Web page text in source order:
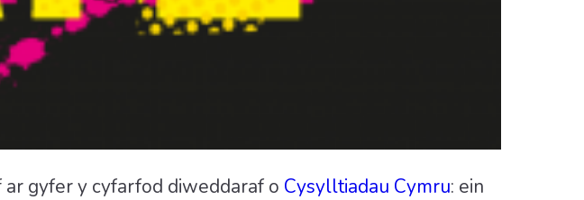
gyfer y cyfarfod diweddaraf o Cysylltiadau Cymru: ein